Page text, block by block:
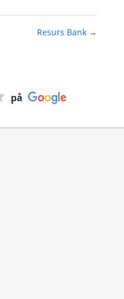
Resurs Bank →
på